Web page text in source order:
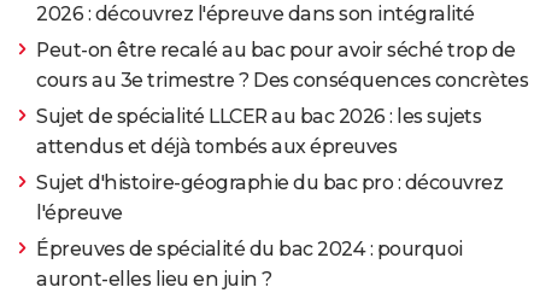
2026 : découvrez l'épreuve dans son intégralité
Peut-on être recalé au bac pour avoir séché trop de
cours au 3e trimestre ? Des conséquences concrètes
Sujet de spécialité LLCER au bac 2026 : les sujets
attendus et déjà tombés aux épreuves
Sujet d'histoire-géographie du bac pro : découvrez
l'épreuve
Épreuves de spécialité du bac 2024 : pourquoi
auront-elles lieu en juin ?